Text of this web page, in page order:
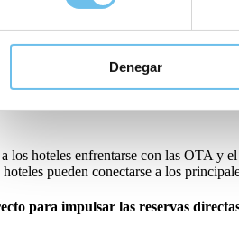
Denegar
de comparación de precios que
uno disponible para reservar y
los hoteles enfrentarse con las OTA y
hoteles pueden conectarse a los
para impulsar las reservas